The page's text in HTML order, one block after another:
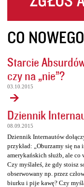
CO
Starcie
czy na „nie”?
03.10.2015
Dziennik
08.09.2015
Dziennik Internautów
przykład: „Oburzamy się
amerykańskich służb, ale
Czy myślałeś, że gdy stoisz
obserwowany np. przez
biurku i pije kawę? Czy